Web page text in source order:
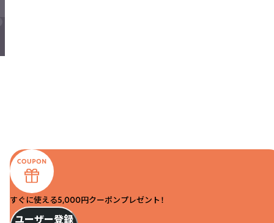
すぐに使える5,000円クーポンプレゼント！
ユーザー登録